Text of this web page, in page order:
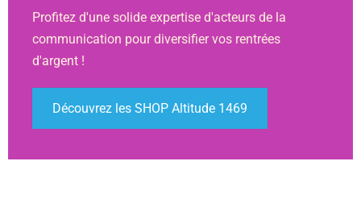
Profitez d'une solide expertise d'acteurs de la
communication pour diversifier vos rentrées
d'argent !
Découvrez les SHOP Altitude 1469